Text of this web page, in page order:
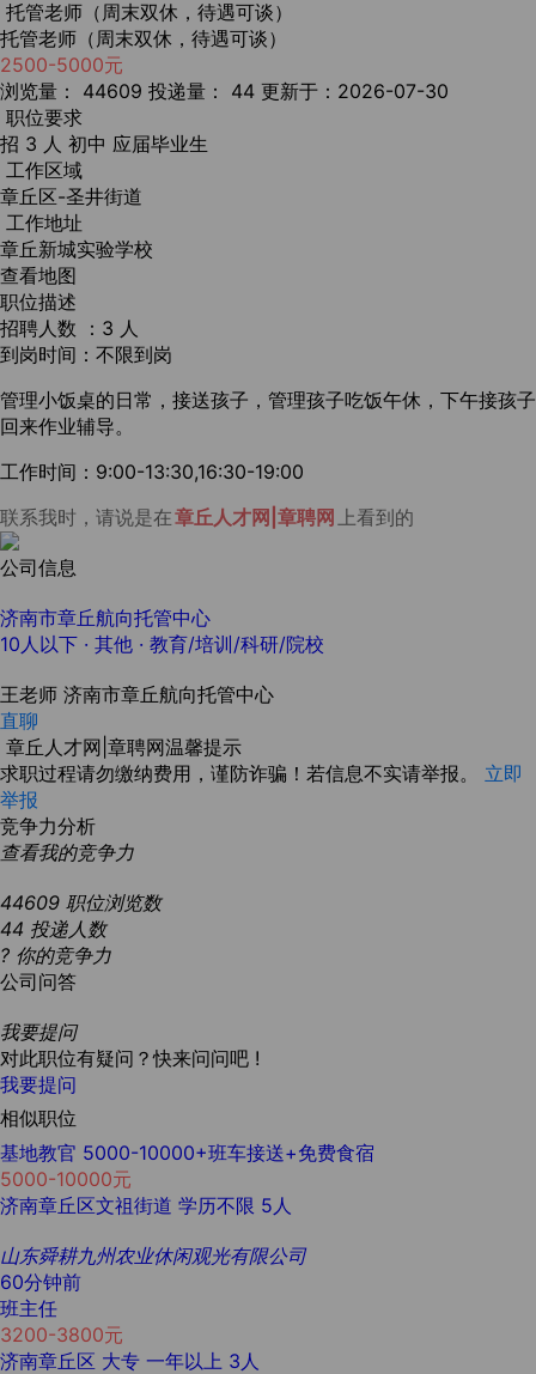
托管老师（周末双休，待遇可谈）
托管老师（周末双休，待遇可谈）
2500-5000元
浏览量： 44609 投递量： 44 更新于：2026-07-30
职位要求
招 3 人 初中 应届毕业生
工作区域
章丘区-圣井街道
工作地址
章丘新城实验学校
查看地图
职位描述
招聘人数 ：3 人
到岗时间：不限到岗
管理小饭桌的日常，接送孩子，管理孩子吃饭午休，下午接孩子
回来作业辅导。
工作时间：9:00-13:30,16:30-19:00
联系我时，请说是在章丘人才网|章聘网 上看到的
公司信息
济南市章丘航向托管中心
10人以下 · 其他 · 教育/培训/科研/院校
王老师 济南市章丘航向托管中心
直聊
章丘人才网|章聘网温馨提示
求职过程请勿缴纳费用，谨防诈骗！若信息不实请举报。 立即
举报
竞争力分析
查看我的竞争力
44609 职位浏览数
44 投递人数
? 你的竞争力
公司问答
我要提问
对此职位有疑问？快来问问吧 !
我要提问
相似职位
基地教官 5000-10000+班车接送+免费食宿
5000-10000元
济南章丘区文祖街道 学历不限 5人
山东舜耕九州农业休闲观光有限公司
60分钟前
班主任
3200-3800元
济南章丘区 大专 一年以上 3人